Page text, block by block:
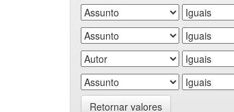
Retornar valores